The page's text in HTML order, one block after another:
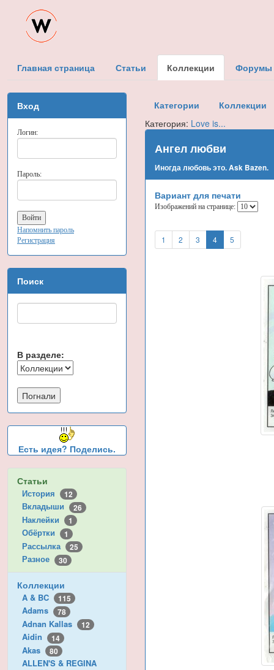
Главная страница Статьи Коллекции Форумы
Вход
Логин:
Пароль:
Напомнить пароль
Регистрация
Поиск
В разделе:
Есть идея? Поделись.
Статьи
История 12
Вкладыши 26
Наклейки 1
Обёртки 1
Рассылка 25
Разное 30
Коллекции
A & BC 115
Adams 78
Adnan Kallas 12
Aidin 14
Akas 80
ALLEN'S & REGINA
Категории
Коллекции
Категория: Love is...
Ангел любви
Иногда любовь это. Ask Bazen.
Вариант для печати
Изображений на странице:
1 2 3 4 5